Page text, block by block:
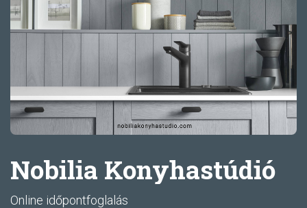
Nobilia Konyhastúdió
Online időpontfoglalás